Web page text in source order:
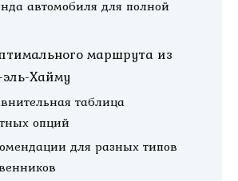
автомобиля для полной
маршрута из
Хайму
таблица
опций
для разных типов